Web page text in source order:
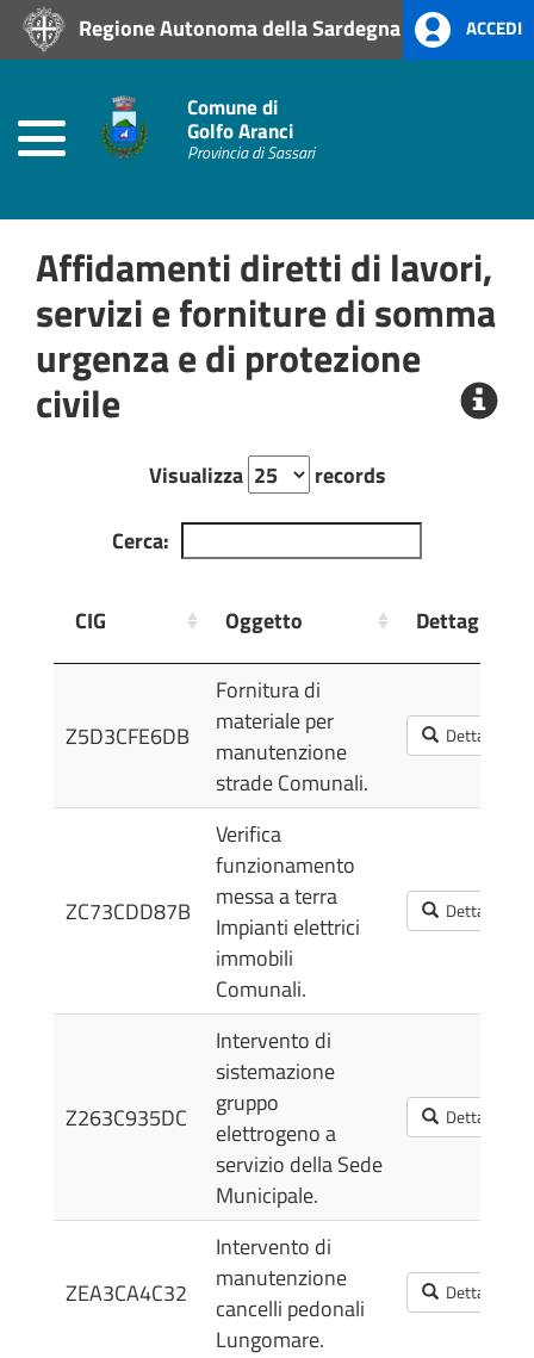
Regione Autonoma della Sardegna ACCEDI
Comune di
Golfo Aranci
Provincia di Sassari
Home
Prevenzione
alla
Corruzione
Amministrazione
Trasparente
Albo
Pretorio
Affidamenti diretti di lavori,
servizi e forniture di somma
urgenza e di protezione
civile
Visualizza
records
Cerca:
CIG Oggetto
Dettagli
Oggetto
Z5D3CFE6DB
Fornitura di
materiale per
manutenzione
strade Comunali.
Dettagli
ZC73CDD87B
Verifica
funzionamento
messa a terra
Impianti elettrici
immobili
Comunali.
Dettagli
Z263C935DC
Intervento di
sistemazione
gruppo
elettrogeno a
servizio della Sede
Municipale.
Dettagli
ZEA3CA4C32
Intervento di
manutenzione
cancelli pedonali
Lungomare.
Dettagli